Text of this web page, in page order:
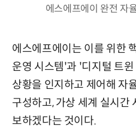
에스에프에이 완전 자
에스에프에이는 이를 위한
운영 시스템'과 '디지털 트
상황을 인지하고 제어해 자
구성하고, 가상 세계 실시간
보하겠다는 것이다.